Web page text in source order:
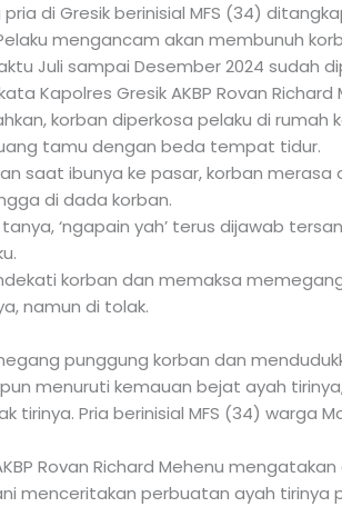
pria di Gresik berinisial MFS (34)
mengancam akan membunuh
Juli sampai Desember 2024 sudah
Kapolres Gresik AKBP Rovan
korban diperkosa pelaku di rumah
tamu dengan beda tempat tidur.
saat ibunya ke pasar, korban
di dada korban.
‘ngapain yah’ terus dijawab
korban dan memaksa
namun di tolak.
punggung korban dan
menuruti kemauan bejat ayah
tirinya. Pria berinisial MFS (34) warga
Rovan Richard Mehenu
menceritakan perbuatan ayah tirinya